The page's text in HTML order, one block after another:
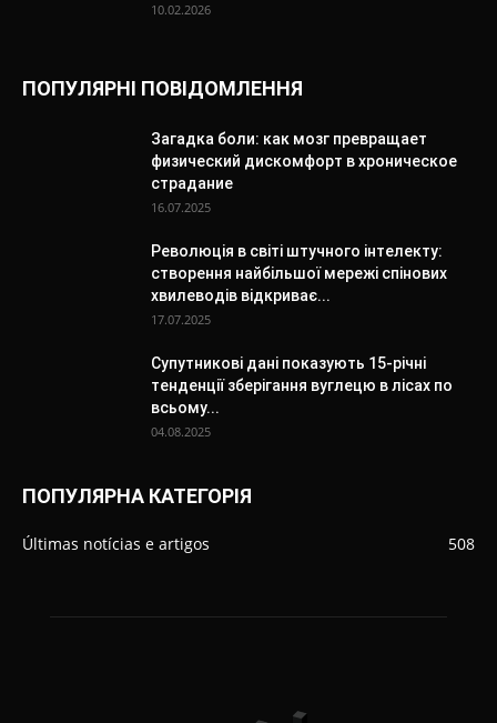
10.02.2026
ПОПУЛЯРНІ ПОВІДОМЛЕННЯ
Загадка боли: как мозг превращает
физический дискомфорт в хроническое
страдание
16.07.2025
Революція в світі штучного інтелекту:
створення найбільшої мережі спінових
хвилеводів відкриває...
17.07.2025
Супутникові дані показують 15-річні
тенденції зберігання вуглецю в лісах по
всьому...
04.08.2025
ПОПУЛЯРНА КАТЕГОРІЯ
Últimas notícias e artigos 508